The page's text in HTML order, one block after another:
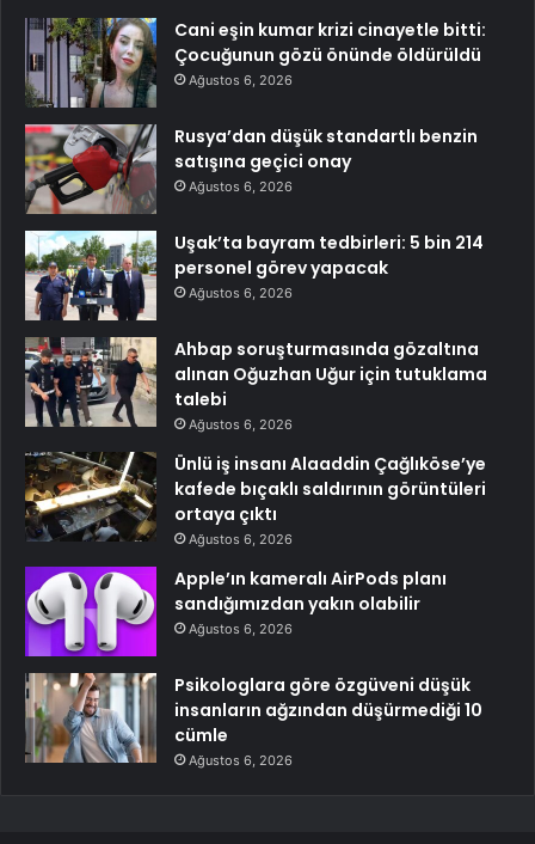
Cani eşin kumar krizi cinayetle bitti:
Çocuğunun gözü önünde öldürüldü
Ağustos 6, 2026
Rusya’dan düşük standartlı benzin
satışına geçici onay
Ağustos 6, 2026
Uşak’ta bayram tedbirleri: 5 bin 214
personel görev yapacak
Ağustos 6, 2026
Ahbap soruşturmasında gözaltına
alınan Oğuzhan Uğur için tutuklama
talebi
Ağustos 6, 2026
Ünlü iş insanı Alaaddin Çağlıköse’ye
kafede bıçaklı saldırının görüntüleri
ortaya çıktı
Ağustos 6, 2026
Apple’ın kameralı AirPods planı
sandığımızdan yakın olabilir
Ağustos 6, 2026
Psikologlara göre özgüveni düşük
insanların ağzından düşürmediği 10
cümle
Ağustos 6, 2026